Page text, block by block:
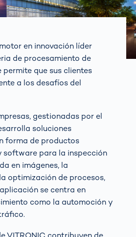
en innovación líder
de procesamiento de
permite que sus clientes
a los desafíos del
gestionadas por el
soluciones
forma de productos
software para la inspección
en imágenes, la
optimización de procesos,
se centra en
como la automoción y